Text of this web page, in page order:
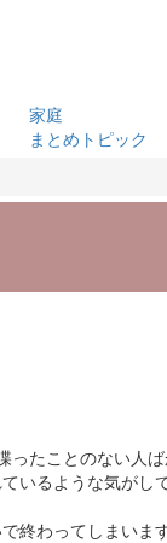
家庭
まとめトピック
ったことのない人
いるような気がし
終わってしまいま